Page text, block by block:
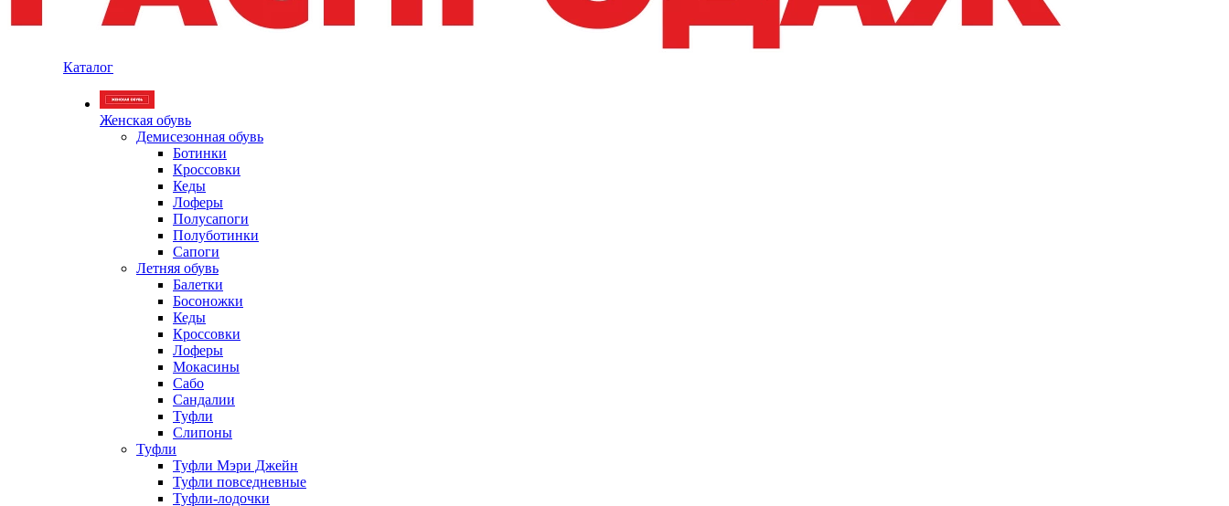
Каталог
Женская обувь
Демисезонная обувь
Ботинки
Кроссовки
Кеды
Лоферы
Полусапоги
Полуботинки
Сапоги
Летняя обувь
Балетки
Босоножки
Кеды
Кроссовки
Лоферы
Мокасины
Сабо
Сандалии
Туфли
Слипоны
Туфли
Туфли Мэри Джейн
Туфли повседневные
Туфли-лодочки